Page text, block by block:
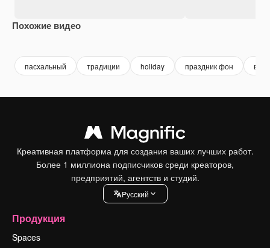
Похожие видео
пасхальный традиции holiday праздник фон
Креативная платформа для создания ваших лучших работ.
Более 1 миллиона подписчиков среди креаторов,
предприятий, агентств и студий.
Pусский
Продукция
Spaces